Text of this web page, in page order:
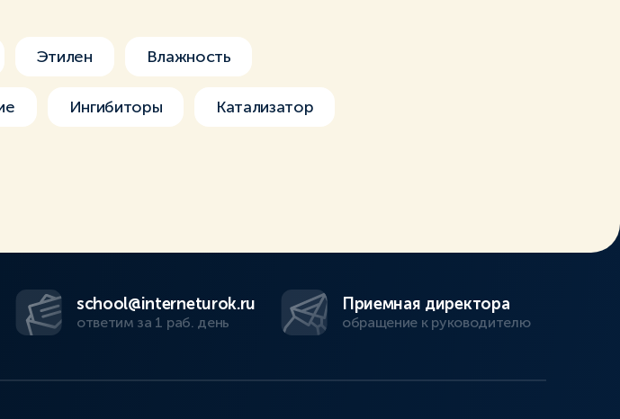
Этилен Влажность
Ингибиторы Катализатор
school@interneturok.ru
ответим за 1 раб. день
Приемная директора
обращение к руководителю